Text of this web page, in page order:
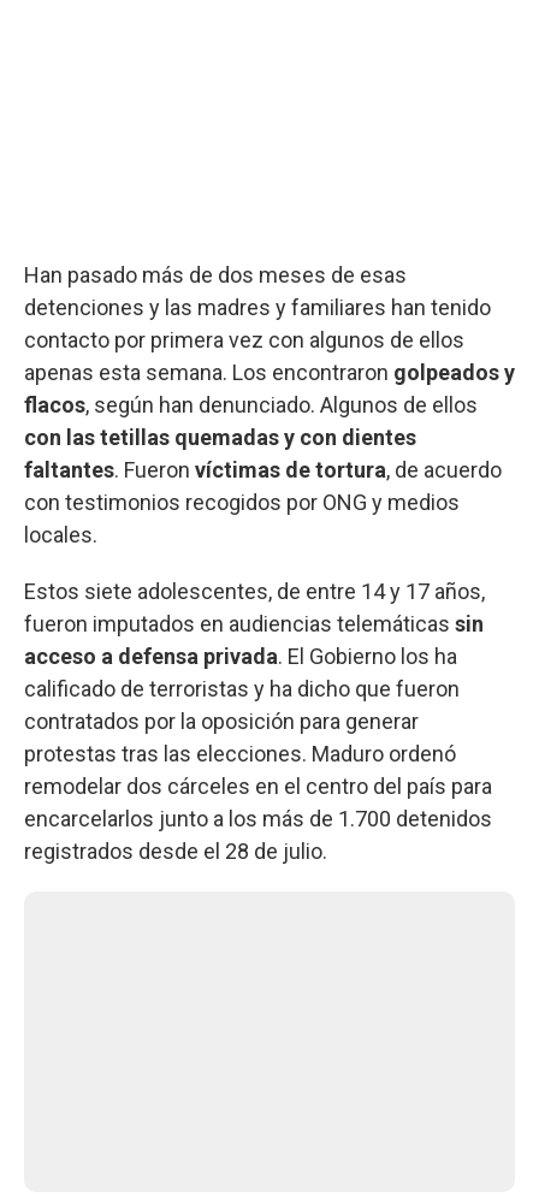
Han pasado más de dos meses de esas
detenciones y las madres y familiares han tenido
contacto por primera vez con algunos de ellos
apenas esta semana. Los encontraron golpeados y
flacos, según han denunciado. Algunos de ellos
con lastetillas quemadas y con dientes
faltantes. Fueron víctimas de tortura, de acuerdo
con testimonios recogidos por ONG y medios
locales.
Estos siete adolescentes, de entre 14 y 17 años,
fueron imputados en audiencias telemáticas sin
acceso a defensa privada. El Gobierno los ha
calificado de terroristas y ha dicho que fueron
contratados por la oposición para generar
protestas tras las elecciones. Maduro ordenó
remodelar dos cárceles en el centro del país para
encarcelarlos junto a los más de 1.700 detenidos
registrados desde el 28 de julio.